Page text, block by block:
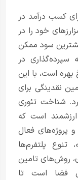
کسب درآمد در
خود را در
سود ممکن
سپرده‌گذاری در
بهره است، با این
نقدینگی برای
شناخت تئوری
است که
پروژه‌های فعال
تنوع پلتفرم‌ها
روش‌های تامین
فضا است تا